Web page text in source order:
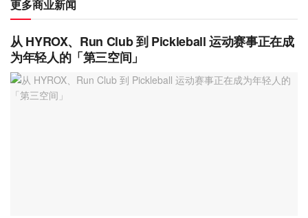
更多商业新闻
从 HYROX、Run Club 到 Pickleball 运动赛事正在成
为年轻人的「第三空间」